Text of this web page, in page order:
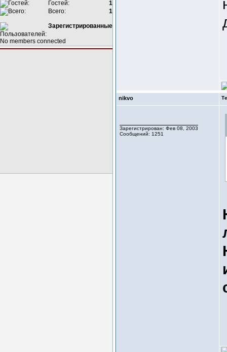
Гостей:
1
Всего:
1
Зарегистрированные
No members connected
nikvo
Зарегистрирован: Фев 08, 2003
Сообщений: 1251